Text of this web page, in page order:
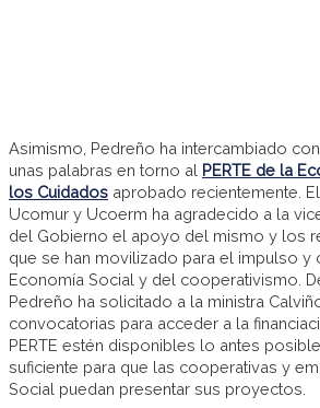
Asimismo, Pedreño ha intercambiado
unas palabras en torno al PERTE de la
los Cuidados aprobado recientemente.
Ucomur y Ucoerm ha agradecido a la
del Gobierno el apoyo del mismo y los
que se han movilizado para el impulso y
Economía Social y del cooperativismo.
Pedreño ha solicitado a la ministra
convocatorias para acceder a la
PERTE estén disponibles lo antes
suficiente para que las cooperativas y
Social puedan presentar sus proyectos.